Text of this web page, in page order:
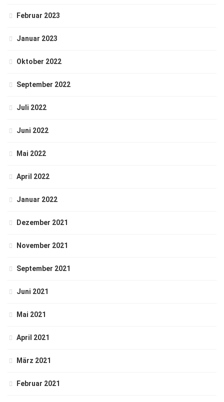
Februar 2023
Januar 2023
Oktober 2022
September 2022
Juli 2022
Juni 2022
Mai 2022
April 2022
Januar 2022
Dezember 2021
November 2021
September 2021
Juni 2021
Mai 2021
April 2021
März 2021
Februar 2021